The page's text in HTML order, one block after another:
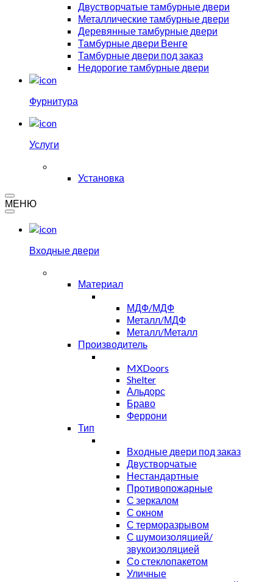
Двустворчатые тамбурные двери
Металлические тамбурные двери
Деревянные тамбурные двери
Тамбурные двери Венге
Тамбурные двери под заказ
Недорогие тамбурные двери
Фурнитура
Услуги
Установка
МЕНЮ
Входные двери
Материал
МДФ/МДФ
Металл/МДФ
Металл/Металл
Производитель
MXDoors
Shelter
Альдорс
Браво
Феррони
Тип
Входные двери под заказ
Двустворчатые
Нестандартные
Противопожарные
С зеркалом
С окном
С терморазрывом
С шумоизоляцией/
звукоизоляцией
Со стеклопакетом
Уличные